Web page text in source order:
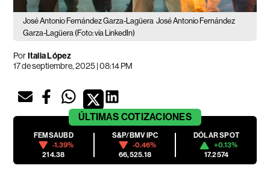
José Antonio Fernández Garza-Lagüera José Antonio Fernández
Garza-Lagüera (Foto: vía LinkedIn)
PorItalia López
17 de septiembre, 2025 | 08:14 PM
ÚLTIMAS COTIZACIONES
FEMSAUBD
-1.39%
214.38
S&P/BMV IPC
-0.46%
66,525.18
DÓLAR SPOT
+0.13%
17.2574